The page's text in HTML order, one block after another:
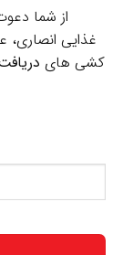
از شما
غذایی انصاری،
کشی های